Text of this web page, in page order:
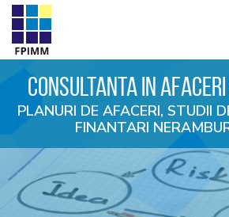
CONSULTANTA IN
PLANURI DE AFACERI, STUDII
FINANTARI